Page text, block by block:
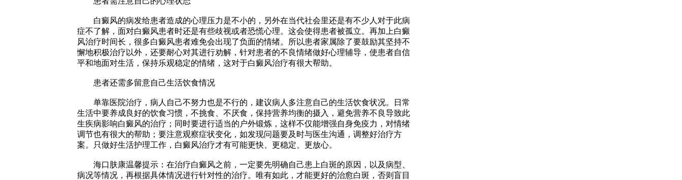
白癜风的病发给患者造成的心理压力是不小的，另外在当代社会里还是有不少人对于此病
症不了解，面对白癜风患者时还是有些歧视或者恐慌心理。这会使得患者被孤立。再加上白癜
风治疗时间长，很多白癜风患者难免会出现了负面的情绪。所以患者家属除了要鼓励其坚持不
懈地积极治疗以外，还要耐心对其进行劝解，针对患者的不良情绪做好心理辅导，使患者自信
平和地面对生活，保持乐观稳定的情绪，这对于白癜风治疗有很大帮助。
患者还需多留意自己生活饮食情况
单靠医院治疗，病人自己不努力也是不行的，建议病人多注意自己的生活饮食状况。日常
生活中要养成良好的饮食习惯，不挑食、不厌食，保持营养均衡的摄入，避免营养不良导致此
生疾病影响白癜风的治疗；同时要进行适当的户外锻炼，这样不仅能增强自身免疫力，对情绪
调节也有很大的帮助；要注意观察症状变化，如发现问题要及时与医生沟通，调整好治疗方
案。只做好生活护理工作，白癜风治疗才有可能更快、更稳定、更放心。
海口肤康温馨提示：在治疗白癜风之前，一定要先明确自己患上白斑的原因，以及病型、
病况等情况，再根据具体情况进行针对性的治疗。唯有如此，才能更好的治愈白斑，否则盲目